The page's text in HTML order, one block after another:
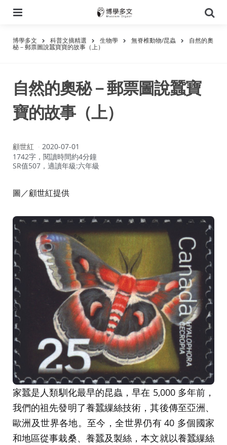
尋
博學多文 科普文摘精選 生物學 無脊椎動物/昆蟲 自然的奧
秘－郵票圖說蠶寶寶的故事（上）
自然的奧秘－郵票圖說蠶寶
寶的故事（上）
作
者：
顧世紅
2020-07-01
1742字，閱讀時間約4分鐘
SR值507，適讀年級:六年級
圖／顧世紅提供
家蠶是人類馴化最早的昆蟲，早在 5,000 多年前，
我們的祖先發明了養蠶繅絲技術，其後傳至亞洲、
歐洲及世界各地。至今，全世界仍有 40 多個國家
和地區從事栽桑、養蠶及製絲，本文就以養蠶繅絲